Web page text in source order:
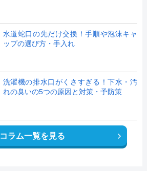
水道蛇口の先だけ交換！手順や泡沫キャ
ップの選び方・手入れ
洗濯機の排水口がくさすぎる！下水・汚
れの臭いの5つの原因と対策・予防策
コラム一覧を見る